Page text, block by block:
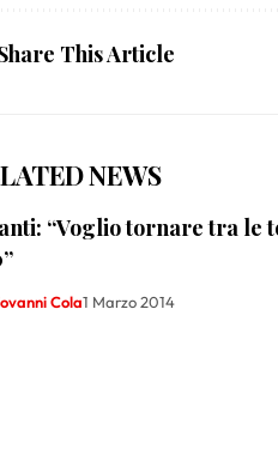
This Article
NEWS
“Voglio tornare tra le
Cola1 Marzo 2014